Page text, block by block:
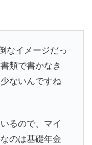
なイメージだっ
類で書かなき
ないんですね
るので、マイ
のは基礎年金